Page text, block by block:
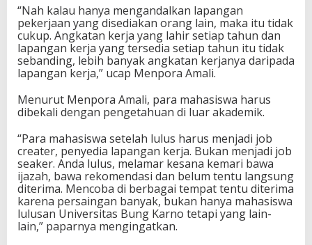
u
d
a
b
e
r
a
m
a
U
B
K
“Nah kalau hanya mengandalkan lapangan
pekerjaan yang disediakan orang lain, maka itu tidak
cukup. Angkatan kerja yang lahir setiap tahun dan
lapangan kerja yang tersedia setiap tahun itu tidak
sebanding, lebih banyak angkatan kerjanya daripada
lapangan kerja,” ucap Menpora Amali.
Menurut Menpora Amali, para mahasiswa harus
dibekali dengan pengetahuan di luar akademik.
“Para mahasiswa setelah lulus harus menjadi job
creater, penyedia lapangan kerja. Bukan menjadi job
seaker. Anda lulus, melamar kesana kemari bawa
ijazah, bawa rekomendasi dan belum tentu langsung
diterima. Mencoba di berbagai tempat tentu diterima
karena persaingan banyak, bukan hanya mahasiswa
lulusan Universitas Bung Karno tetapi yang lain-
lain,” paparnya mengingatkan.